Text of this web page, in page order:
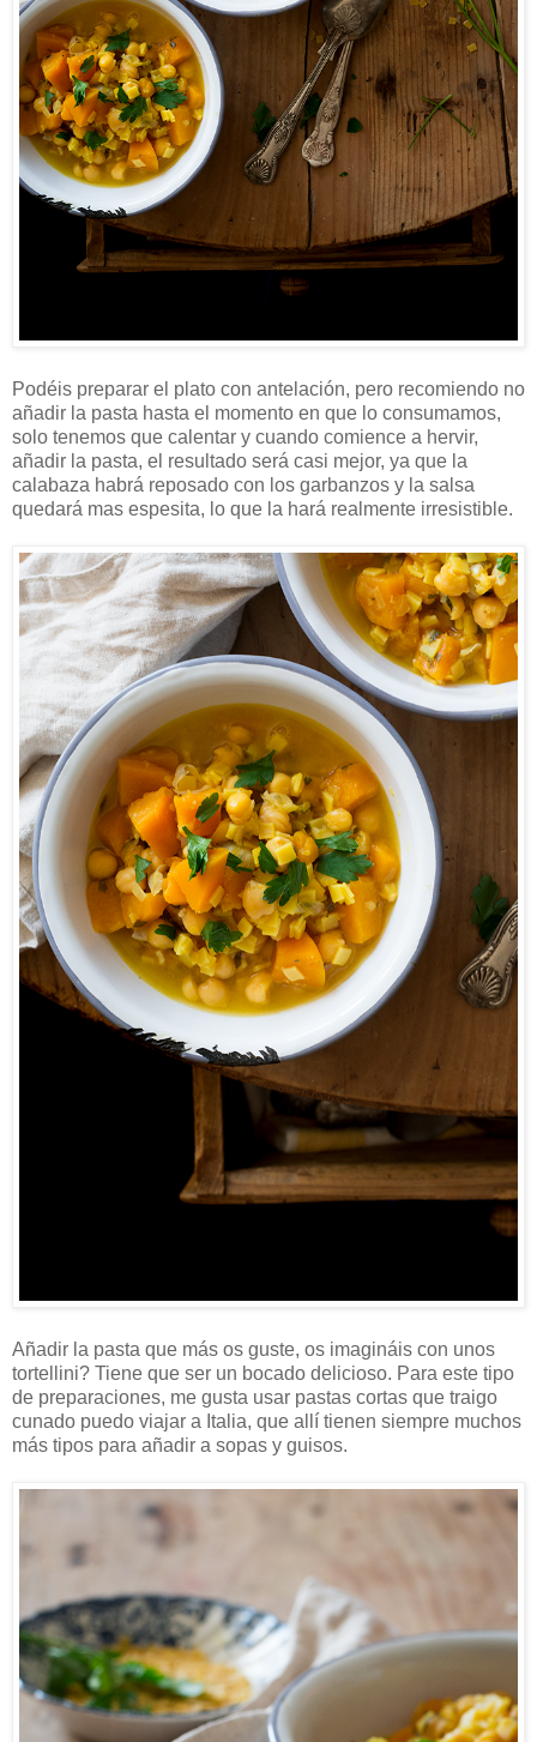
Podéis preparar el plato con antelación, pero recomiendo no
añadir la pasta hasta el momento en que lo consumamos,
solo tenemos que calentar y cuando comience a hervir,
añadir la pasta, el resultado será casi mejor, ya que la
calabaza habrá reposado con los garbanzos y la salsa
quedará mas espesita, lo que la hará realmente irresistible.
Añadir la pasta que más os guste, os imagináis con unos
tortellini? Tiene que ser un bocado delicioso. Para este tipo
de preparaciones, me gusta usar pastas cortas que traigo
cunado puedo viajar a Italia, que allí tienen siempre muchos
más tipos para añadir a sopas y guisos.